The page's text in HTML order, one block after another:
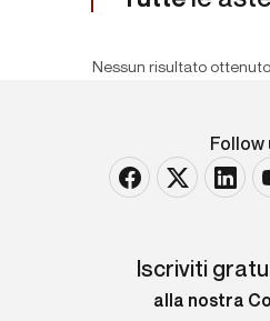
Nessun risultato
Follow
Iscriviti
alla nostra